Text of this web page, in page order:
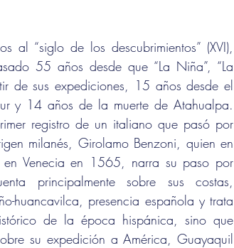
al “siglo de los descubrimientos” (XVI),
55 años desde que “La Niña”, “La
de sus expediciones, 15 años desde el
y 14 años de la muerte de Atahualpa.
registro de un italiano que pasó por
milanés, Girolamo Benzoni, quien en
Venecia en 1565, narra su paso por
principalmente sobre sus costas,
huancavilca, presencia española y trata
de la época hispánica, sino que
su expedición a América, Guayaquil